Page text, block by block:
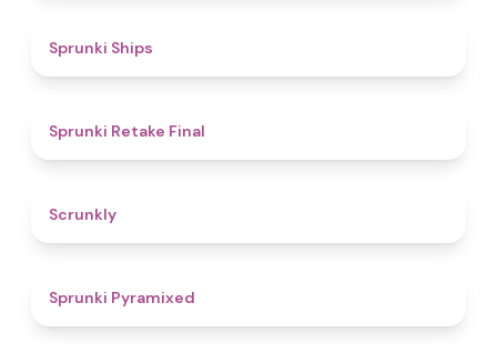
Sprunki Ships
Sprunki Retake Final
Scrunkly
Sprunki Pyramixed